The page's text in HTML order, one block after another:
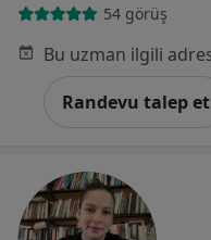
54 görüş
Randevu talep et